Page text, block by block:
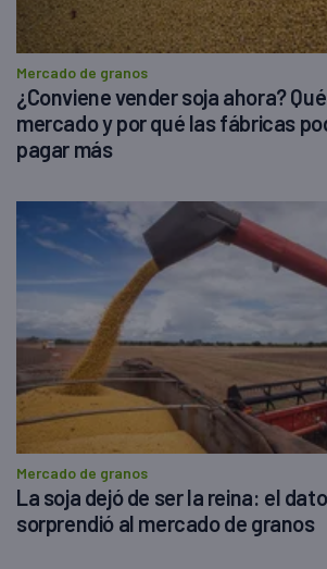
Mercado de granos
¿Conviene vender soja ahora?
mercado y por qué las fábricas
pagar más
Mercado de granos
La soja dejó de ser la reina: el
sorprendió al mercado de granos